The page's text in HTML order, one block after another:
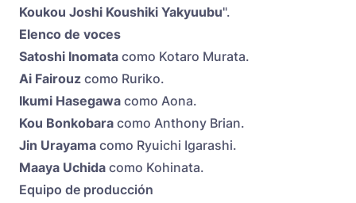
Koukou Joshi Koushiki Yakyuubu".
Elenco de voces
Satoshi Inomata como Kotaro Murata.
Ai Fairouz como Ruriko.
Ikumi Hasegawa como Aona.
Kou Bonkobara como Anthony Brian.
Jin Urayama como Ryuichi Igarashi.
Maaya Uchida como Kohinata.
Equipo de producción